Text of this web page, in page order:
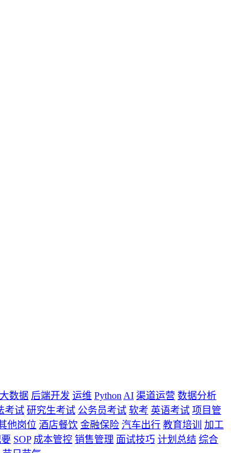
大数据 后端开发 运维 Python AI 渠道运营 数据分析
考试 研究生考试 公务员考试 软考 英语考试 项目管
他岗位 酒店餐饮 金融保险 汽车出行 教育培训
加工
SOP 成本管控 销售管理 面试技巧 计划总结 综合